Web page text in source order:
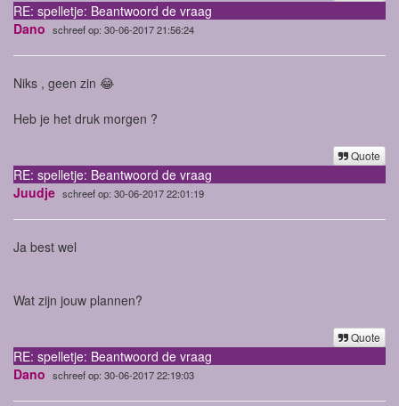
RE: spelletje: Beantwoord de vraag
Dano schreef op: 30-06-2017 21:56:24
Niks , geen zin 😂
Heb je het druk morgen ?
Quote
RE: spelletje: Beantwoord de vraag
Juudje schreef op: 30-06-2017 22:01:19
Ja best wel
Wat zijn jouw plannen?
Quote
RE: spelletje: Beantwoord de vraag
Dano schreef op: 30-06-2017 22:19:03